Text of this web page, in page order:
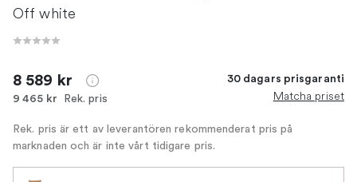
Off white
8 589 kr
9 465 kr Rek. pris
30 dagars prisgaranti
Matcha priset
Rek. pris är ett av leverantören rekommenderat pris på
marknaden och är inte vårt tidigare pris.